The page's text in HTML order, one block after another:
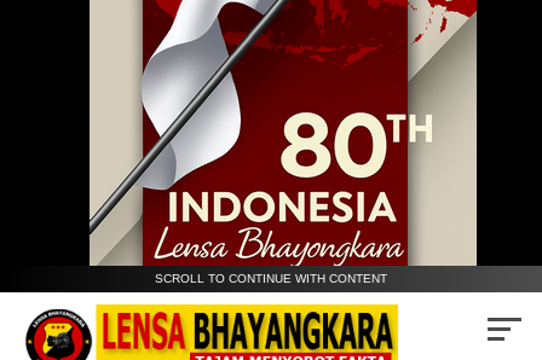
SCROLL TO CONTINUE WITH CONTENT